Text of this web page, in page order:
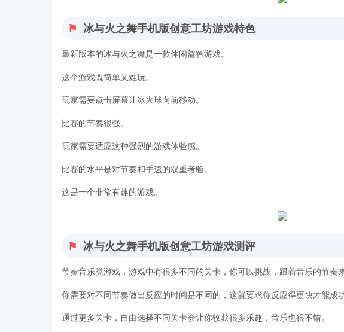
冰与火之舞手机版创意工坊游戏特色
最新版本的冰与火之舞是一款休闲益智游戏。
这个游戏既简单又难玩。
玩家需要点击屏幕让冰火球向前移动。
比赛的节奏很强。
玩家需要适应这种强烈的游戏体验感。
比赛的水平是对节奏和手速的双重考验。
这是一个非常有趣的游戏。
冰与火之舞手机版创意工坊游戏测评
节奏音乐类游戏，游戏中有很多不同的关卡，你可以挑战，跟着音乐的节奏来
你需要对不同节奏做出反应的时间是不同的，这就要求你反应得更快才能成功
通过更多关卡，自由选择不同关卡会让你收获很多乐趣，音乐也很不错。